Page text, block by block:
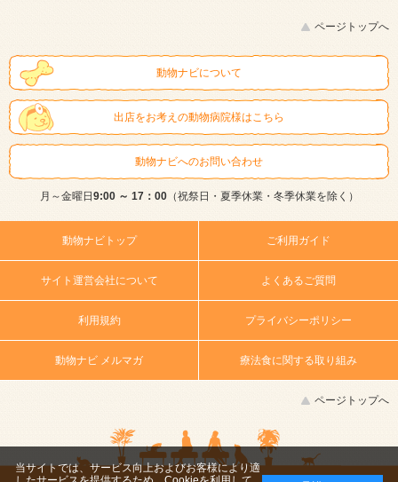
ページトップへ
動物ナビについて
出店をお考えの動物病院様はこちら
動物ナビへのお問い合わせ
月～金曜日9:00 ～ 17：00（祝祭日・夏季休業・冬季休業を除く）
動物ナビトップ ご利用ガイド
サイト運営会社について よくあるご質問
利用規約 プライバシーポリシー
動物ナビ メルマガ 療法食に関する取り組み
ページトップへ
当サイトでは、サービス向上およびお客様により適